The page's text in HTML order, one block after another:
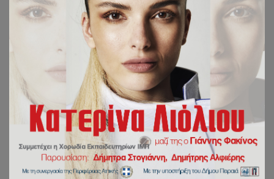
Η ΟΡΘΗ ΠΙΣΤΗ ΕΙΝΑΙ
ΤΟ ΒΑΘΡΟ ΤΟΥ
ΥΓΙΟΥΣ
ΠΝΕΥΜΑΤΙΚΟΥ
ΑΓΩΝΑ (Αντίκρουση της
άποψης διαχωρισμού της
άσκησης από την
ομολογία)